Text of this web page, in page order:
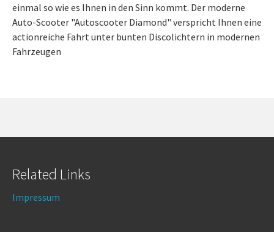
einmal so wie es Ihnen in den Sinn kommt. Der moderne
Auto-Scooter "Autoscooter Diamond" verspricht Ihnen eine
actionreiche Fahrt unter bunten Discolichtern in modernen
Fahrzeugen
Related Links
Impressum